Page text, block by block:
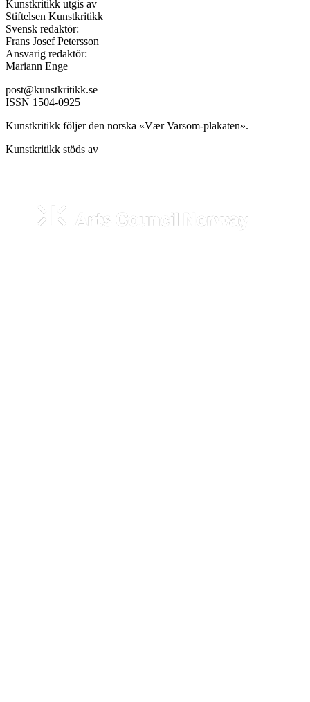
Kunstkritikk utgis av
Stiftelsen Kunstkritikk
Svensk redaktör:
Frans Josef Petersson
Ansvarig redaktör:
Mariann Enge
post@kunstkritikk.se
ISSN 1504-0925
Kunstkritikk följer den norska «Vær Varsom-plakaten».
Kunstkritikk stöds av